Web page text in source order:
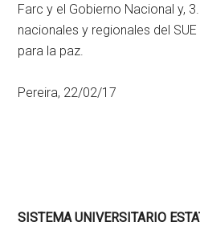
Farc y el Gobierno Nacional y,
nacionales y regionales del
para la paz.
Pereira, 22/02/17
SISTEMA UNIVERSITARIO